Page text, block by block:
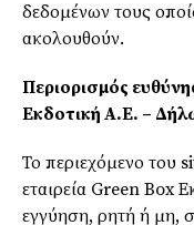
δεδομένων τους
ακολουθούν.
Περιορισμός
Εκδοτική Α.Ε. –
Το περιεχόμενο του
εταιρεία Green Box
εγγύηση, ρητή ή μη,